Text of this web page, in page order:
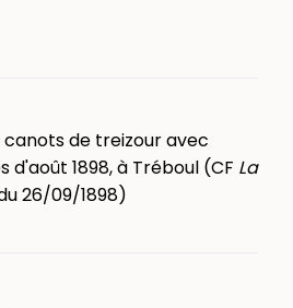
canots de treizour avec
d'août 1898, à Tréboul (CF La
26/09/1898)